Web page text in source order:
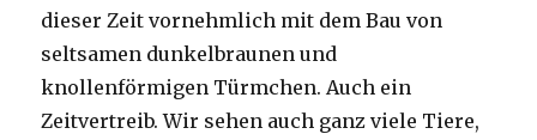
dieser Zeit vornehmlich mit dem Bau von
seltsamen dunkelbraunen und
knollenförmigen Türmchen. Auch ein
Zeitvertreib. Wir sehen auch ganz viele Tiere,